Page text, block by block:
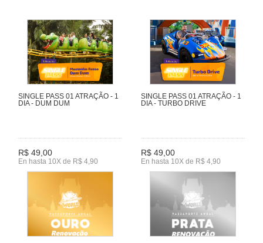
SINGLE PASS 01 ATRAÇÃO - 1
DIA - DUM DUM
R$ 49,00
En hasta 10X de R$ 4,90
SINGLE PASS 01 ATRAÇÃO - 1
DIA - TURBO DRIVE
R$ 49,00
En hasta 10X de R$ 4,90